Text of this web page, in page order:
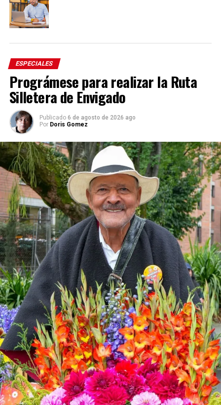
ESPECIALES
Prográmese para realizar la Ruta
Silletera de Envigado
Publicado 6 de agosto de 2026 ago
Por Doris Gomez